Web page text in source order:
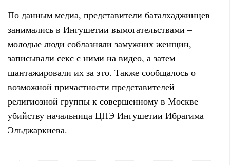
По данным медиа, представители баталхаджинцев
занимались в Ингушетии вымогательствами –
молодые люди соблазняли замужних женщин,
записывали секс с ними на видео, а затем
шантажировали их за это. Также сообщалось о
возможной причастности представителей
религиозной группы к совершенному в Москве
убийству начальница ЦПЭ Ингушетии Ибрагима
Эльджаркиева.